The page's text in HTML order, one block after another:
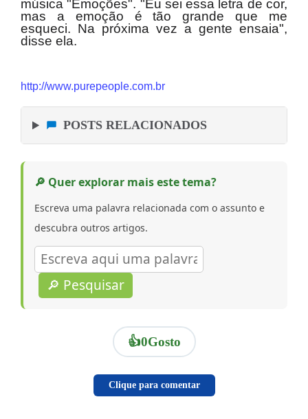
música "Emoções". "Eu sei essa letra de cor,
mas a emoção é tão grande que me
esqueci. Na próxima vez a gente ensaia",
disse ela.
http://www.purepeople.com.br
POSTS RELACIONADOS
🔎 Quer explorar mais este tema?
Escreva uma palavra relacionada com o assunto e
descubra outros artigos.
🔎 Pesquisar
👍0Gosto
Clique para comentar